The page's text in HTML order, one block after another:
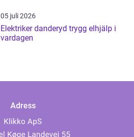
05 juli 2026
Elektriker danderyd trygg elhjälp i
vardagen
Adress